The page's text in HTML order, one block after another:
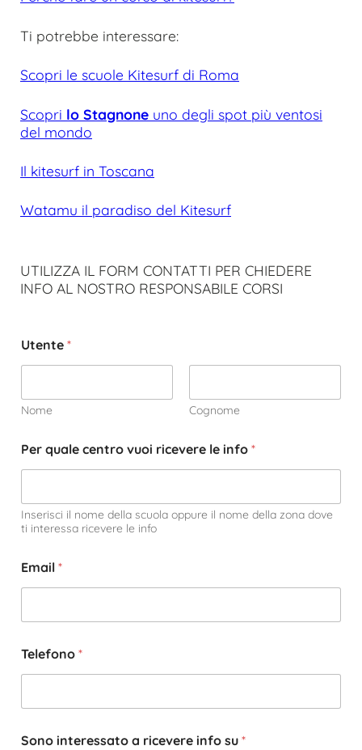
Ti potrebbe interessare:
Scopri le scuole Kitesurf di Roma
Scopri lo Stagnone uno degli spot più ventosi
del mondo
Il kitesurf in Toscana
Watamu il paradiso del Kitesurf
UTILIZZA IL FORM CONTATTI PER CHIEDERE
INFO AL NOSTRO RESPONSABILE CORSI
Utente *
Nome Cognome
Per quale centro vuoi ricevere le info *
Inserisci il nome della scuola oppure il nome della zona dove
ti interessa ricevere le info
Email *
Telefono *
Sono interessato a ricevere info su *